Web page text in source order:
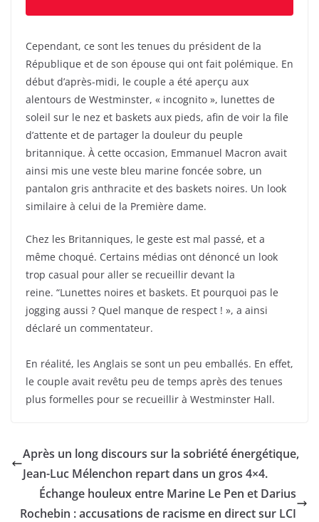
Cependant, ce sont les tenues du président de la
République et de son épouse qui ont fait polémique. En
début d’après-midi, le couple a été aperçu aux
alentours de Westminster, « incognito », lunettes de
soleil sur le nez et baskets aux pieds, afin de voir la file
d’attente et de partager la douleur du peuple
britannique. À cette occasion, Emmanuel Macron avait
ainsi mis une veste bleu marine foncée sobre, un
pantalon gris anthracite et des baskets noires. Un look
similaire à celui de la Première dame.
Chez les Britanniques, le geste est mal passé, et a
même choqué. Certains médias ont dénoncé un look
trop casual pour aller se recueillir devant la
reine. “Lunettes noires et baskets. Et pourquoi pas le
jogging aussi ? Quel manque de respect ! », a ainsi
déclaré un commentateur.
En réalité, les Anglais se sont un peu emballés. En effet,
le couple avait revêtu peu de temps après des tenues
plus formelles pour se recueillir à Westminster Hall.
Après un long discours sur la sobriété énergétique,
Jean-Luc Mélenchon repart dans un gros 4×4.
Échange houleux entre Marine Le Pen et Darius
Rochebin : accusations de racisme en direct sur LCI